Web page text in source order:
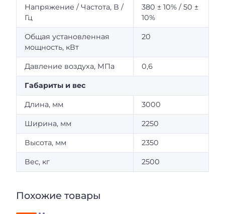
Напряжение / Частота, В /
Гц
380 ± 10% / 50 ±
10%
Общая установленная
мощность, кВт
20
Давление воздуха, МПа 0,6
Габариты и вес
Длина, мм 3000
Ширина, мм 2250
Высота, мм 2350
Вес, кг 2500
Похожие товары